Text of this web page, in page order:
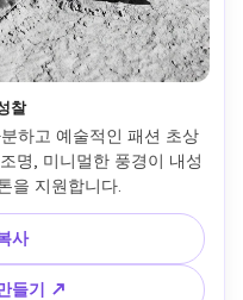
찰
하고 예술적인 패션 초상
명, 미니멀한 풍경이 내성
을 지원합니다.
사
들기 ↗